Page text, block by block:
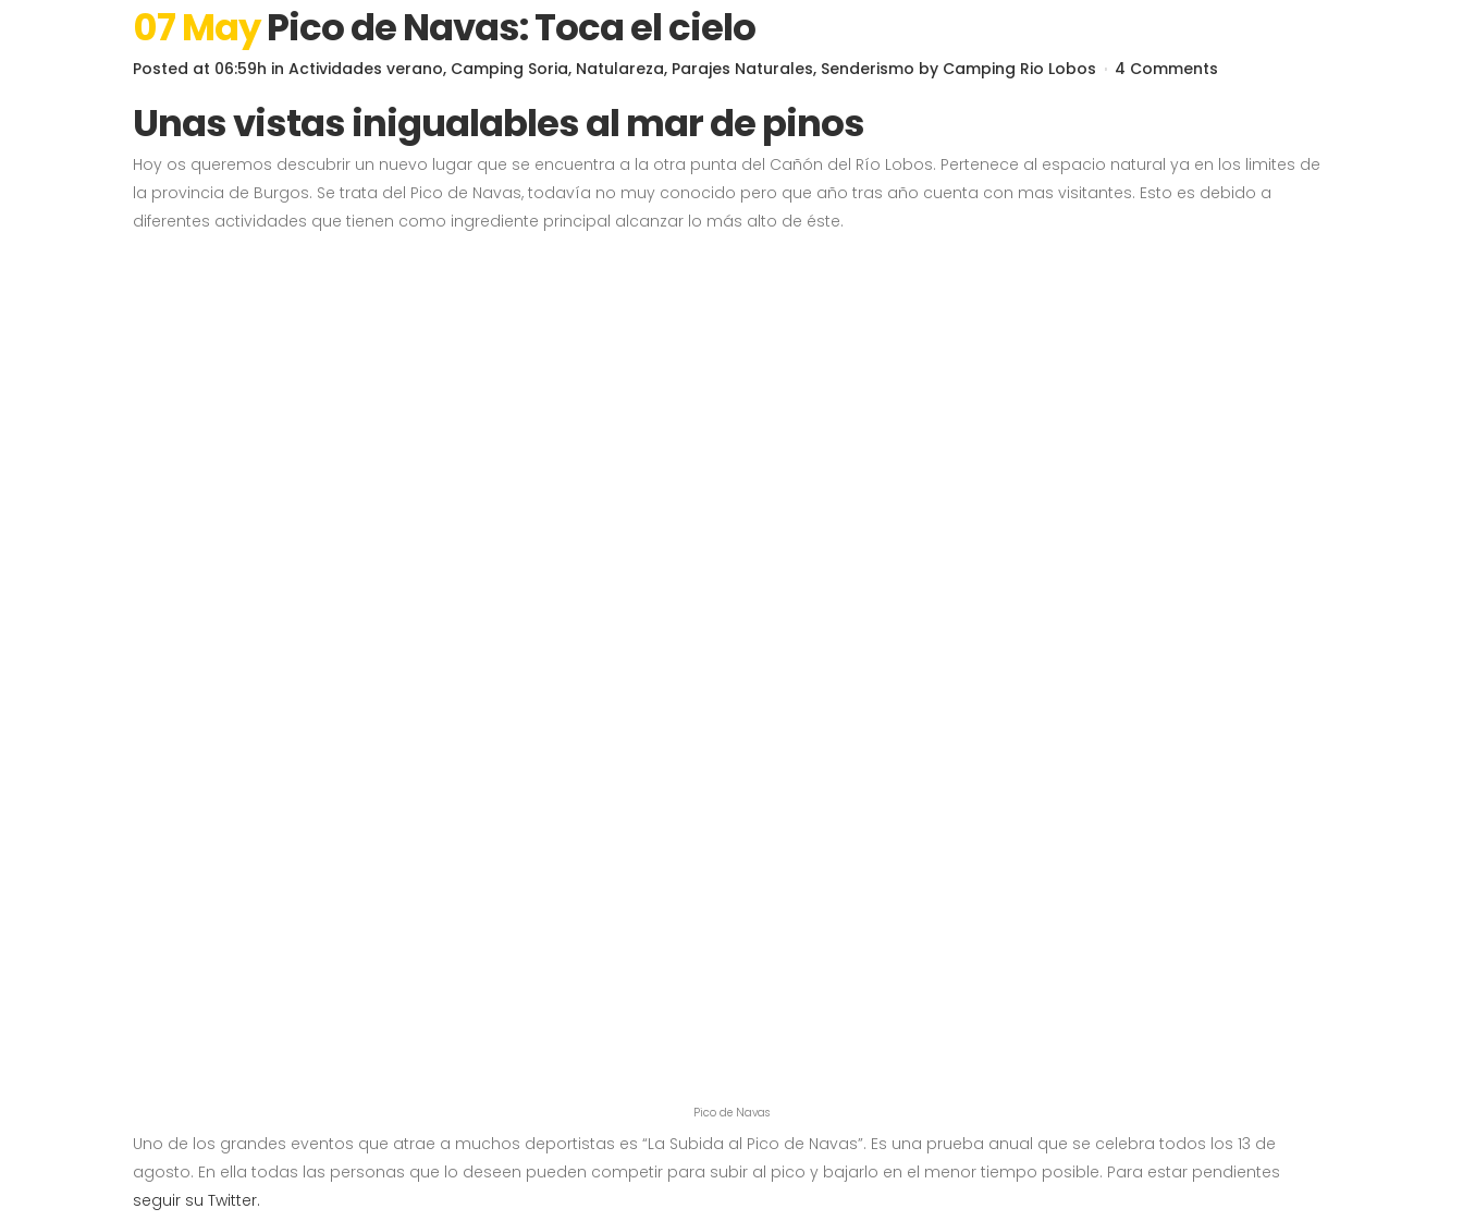
07 MayPico de Navas: Toca el cielo
Posted at 06:59h in Actividades verano, Camping Soria, Natulareza, Parajes Naturales, Senderismo by Camping Rio Lobos 4 Comments
Unas vistas inigualables al mar de pinos
Hoy os queremos descubrir un nuevo lugar que se encuentra a la otra punta del Cañón del Río Lobos. Pertenece al espacio natural ya en los limites de
la provincia de Burgos. Se trata del Pico de Navas, todavía no muy conocido pero que año tras año cuenta con mas visitantes. Esto es debido a
diferentes actividades que tienen como ingrediente principal alcanzar lo más alto de éste.
Pico de Navas
Uno de los grandes eventos que atrae a muchos deportistas es “La Subida al Pico de Navas”. Es una prueba anual que se celebra todos los 13 de
agosto. En ella todas las personas que lo deseen pueden competir para subir al pico y bajarlo en el menor tiempo posible. Para estar pendientes
seguir su Twitter.